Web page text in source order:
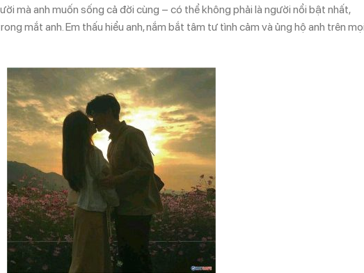
mà anh muốn sống cả đời cùng – có thể không phải là người nổi bật nhất,
mắt anh. Em thấu hiểu anh, nắm bắt tâm tư tình cảm và ủng hộ anh trên